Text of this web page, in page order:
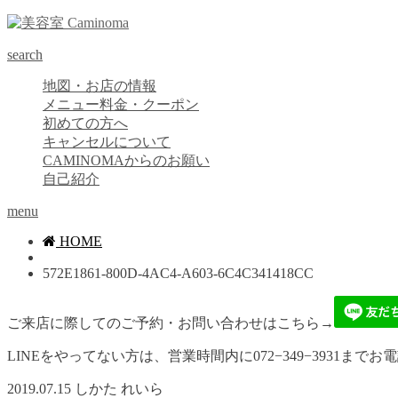
search
地図・お店の情報
メニュー料金・クーポン
初めての方へ
キャンセルについて
CAMINOMAからのお願い
自己紹介
menu
HOME
572E1861-800D-4AC4-A603-6C4C341418CC
ご来店に際してのご予約・お問い合わせはこちら→
LINEをやってない方は、営業時間内に072−349−3931までお
2019.07.15 しかた れいら